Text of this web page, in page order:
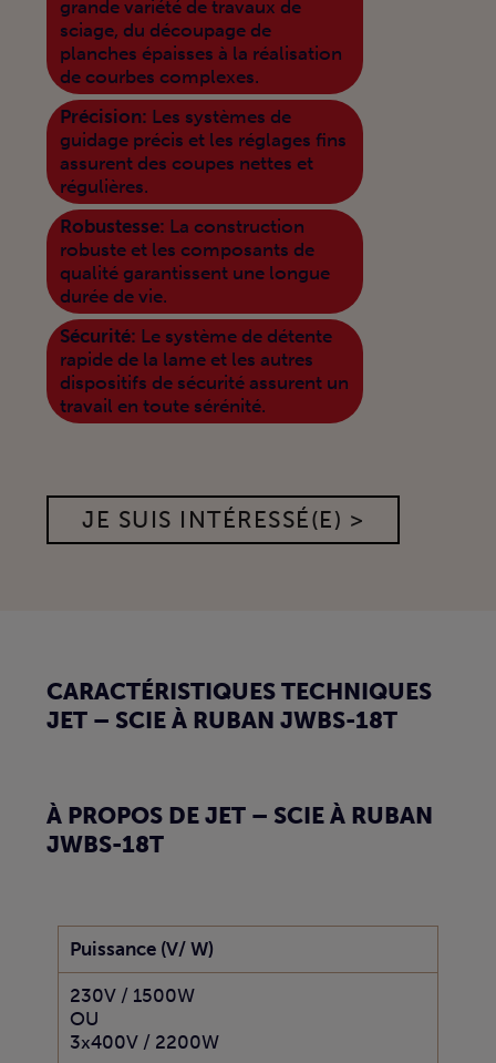
grande variété de travaux de
sciage, du découpage de
planches épaisses à la réalisation
de courbes complexes.
Précision: Les systèmes de
guidage précis et les réglages fins
assurent des coupes nettes et
régulières.
Robustesse: La construction
robuste et les composants de
qualité garantissent une longue
durée de vie.
Sécurité: Le système de détente
rapide de la lame et les autres
dispositifs de sécurité assurent un
travail en toute sérénité.
JE SUIS INTÉRESSÉ(E) >
CARACTÉRISTIQUES TECHNIQUES
JET – SCIE À RUBAN JWBS-18T
À PROPOS DE JET – SCIE À RUBAN
JWBS-18T
Puissance (V/ W)
230V / 1500W
OU
3x400V / 2200W